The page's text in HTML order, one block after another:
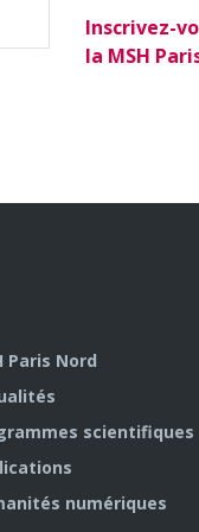
Inscrivez-
la MSH
Paris Nord
scientifiques
numériques